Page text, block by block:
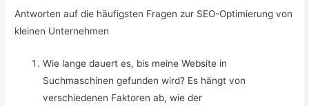
Antworten auf die häufigsten Fragen zur SEO-Optimierung von
kleinen Unternehmen
Wie lange dauert es, bis meine Website in
Suchmaschinen gefunden wird? Es hängt von
verschiedenen Faktoren ab, wie der